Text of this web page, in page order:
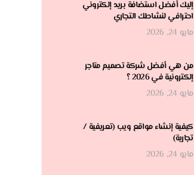
إليك أفضل استضافة بريد إلكتروني
احترافي لنشاطك التجاري
مايو 24, 2026
من هي أفضل شركة تصميم متاجر
إلكترونية في 2026 ؟
مايو 24, 2026
كيفية إنشاء مواقع ويب (تعريفية /
تجارية)
مايو 24, 2026